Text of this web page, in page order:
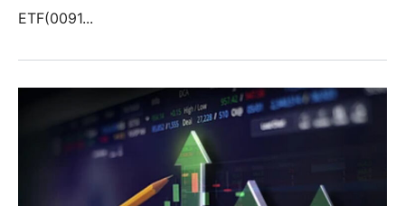
ETF(0091...